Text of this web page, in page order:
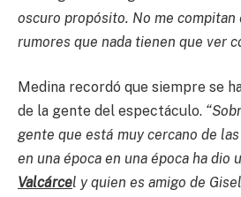
oscuro propósito. No me compitan
rumores que nada tienen que ver
Medina recordó que siempre se
de la gente del espectáculo.
gente que está muy cercano de
en una época en una época ha dio
Valcárcel y quien es amigo de